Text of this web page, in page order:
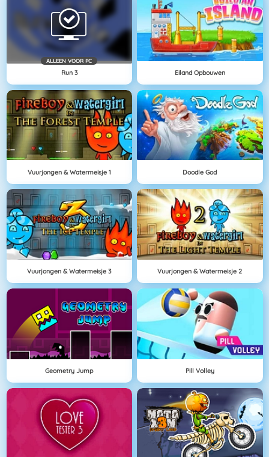
ALLEEN VOOR PC
Run 3 Eiland Opbouwen
Vuurjongen & Watermeisje 1 Doodle God
Vuurjongen & Watermeisje 3 Vuurjongen & Watermeisje 2
Geometry Jump Pill Volley